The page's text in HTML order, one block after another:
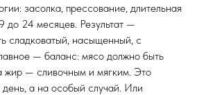
засолка, прессование, длительная
до 24 месяцев. Результат —
сладковатый, насыщенный, с
— баланс: мясо должно быть
жир — сливочным и мягким. Это
а на особый случай. Или